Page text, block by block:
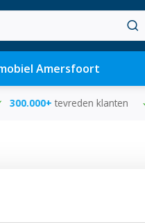
Amersfoort
Amersfoort Voor16.00